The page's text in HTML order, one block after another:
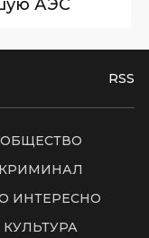
АЭС
RSS
ОБЩЕСТВО
КРИМИНАЛ
ИНТЕРЕСНО
КУЛЬТУРА